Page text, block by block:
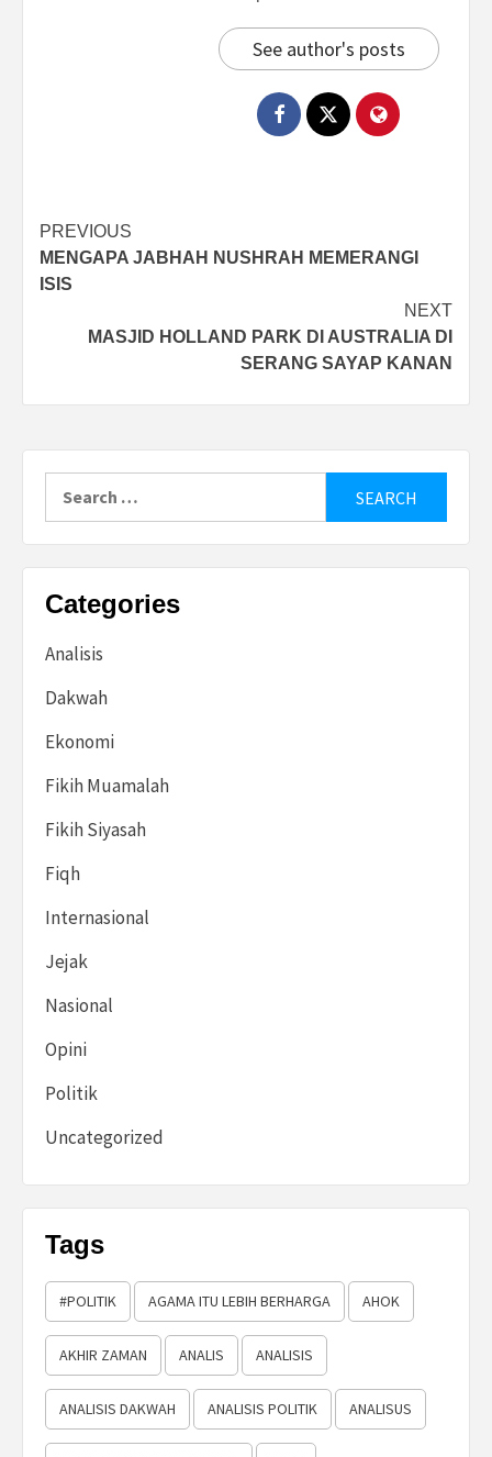
See author's posts
Post
navigation
PREVIOUS
MENGAPA JABHAH NUSHRAH MEMERANGI
ISIS
NEXT
MASJID HOLLAND PARK DI AUSTRALIA DI
SERANG SAYAP KANAN
Categories
Analisis
Dakwah
Ekonomi
Fikih Muamalah
Fikih Siyasah
Fiqh
Internasional
Jejak
Nasional
Opini
Politik
Uncategorized
Tags
#POLITIK AGAMA ITU LEBIH BERHARGA AHOK
AKHIR ZAMAN ANALIS ANALISIS
ANALISIS DAKWAH ANALISIS POLITIK ANALISUS